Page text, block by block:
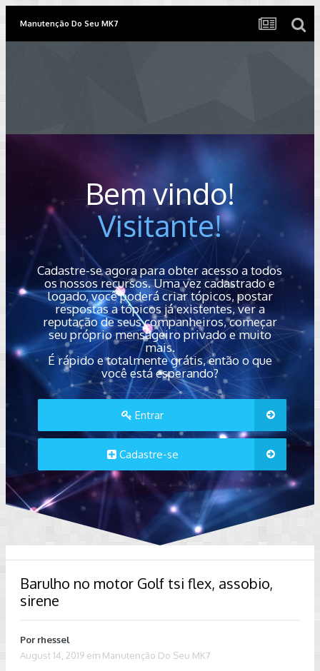
Manutenção Do Seu MK7
Bem vindo!
Visitante!
Cadastre-se agora para obter acesso a todos
os nossos recursos. Uma vez cadastrado e
logado, você poderá criar tópicos, postar
respostas a tópicos já existentes, ver a
reputação de seus companheiros, começar
seu próprio mensageiro privado e muito
mais.
É rápido e totalmente grátis, então o que
você está esperando?
Entrar
Cadastre-se
Barulho no motor Golf tsi flex, assobio,
sirene
Por rhessel
August 14, 2019 em Manutenção Do Seu MK7